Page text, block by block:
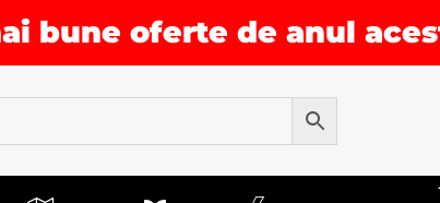
bune oferte de anul